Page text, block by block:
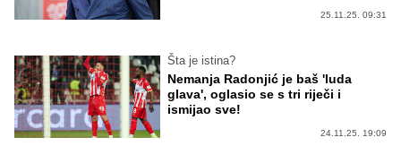
25.11.25. 09:31
Šta je istina?
Nemanja Radonjić je baš 'luda
glava', oglasio se s tri riječi i
ismijao sve!
24.11.25. 19:09